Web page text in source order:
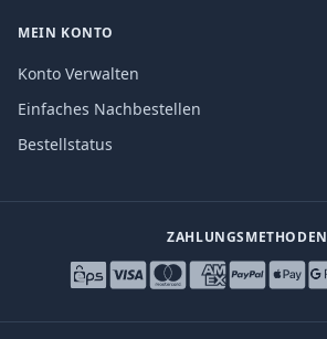
MEIN KONTO
Konto Verwalten
Einfaches Nachbestellen
Bestellstatus
ZAHLUNGSMETHODEN